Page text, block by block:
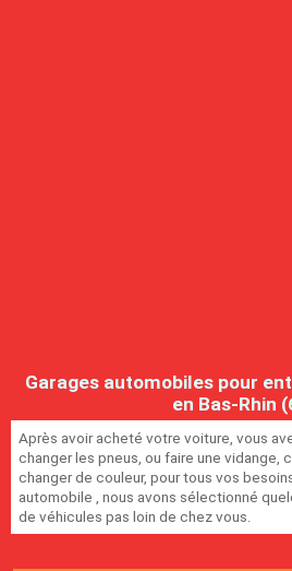
Garages automobiles pour
en Bas-Rhin
Après avoir acheté votre voiture, vous
changer les pneus, ou faire une vidange,
changer de couleur, pour tous vos
automobile , nous avons sélectionné
de véhicules pas loin de chez vous.